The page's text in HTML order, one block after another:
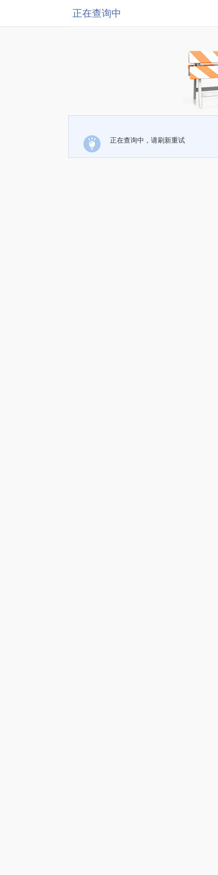
正在查询中
正在查询中，请刷新重试